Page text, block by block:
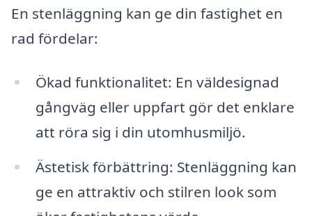
En stenläggning kan ge din fastighet en
rad fördelar:
Ökad funktionalitet: En väldesignad
gångväg eller uppfart gör det enklare
att röra sig i din utomhusmiljö.
Ästetisk förbättring: Stenläggning kan
ge en attraktiv och stilren look som